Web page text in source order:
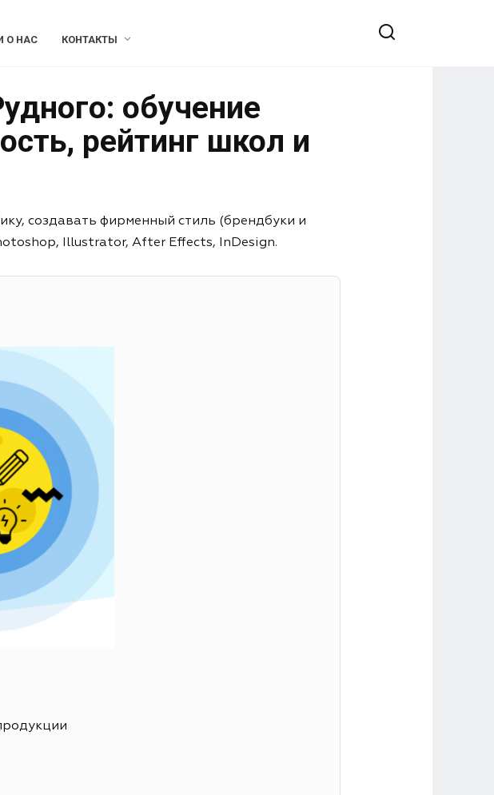
О НАС КОНТАКТЫ
обучение
рейтинг школ и
создавать фирменный стиль (брендбуки и
Illustrator, After Effects, InDesign.